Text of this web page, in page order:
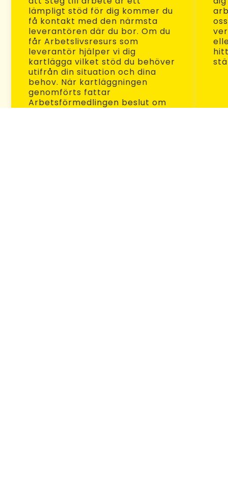
lämpligt stöd för dig kommer du
få kontakt med den närmsta
leverantören där du bor. Om du
får Arbetslivsresurs som
leverantör hjälper vi dig
kartlägga vilket stöd du behöver
utifrån din situation och dina
behov. När kartläggningen
genomförts fattar
Arbetsförmedlingen beslut om